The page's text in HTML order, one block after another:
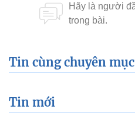
Tin cùng chuyên mục
Tin mới